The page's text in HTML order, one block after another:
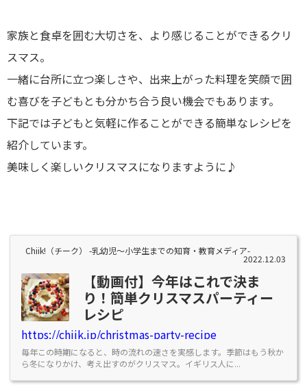
家族と食卓を囲む大切さを、より感じることができるクリ
スマス。
一緒に台所に立つ楽しさや、出来上がった料理を笑顔で囲
む喜びを子どもとも分かち合う良い機会でもあります。
下記では子どもと気軽に作ることができる簡単なレシピを
紹介しています。
美味しく楽しいクリスマスになりますように♪
Chiik!（チーク） -乳幼児〜小学生までの知育・教育メディア-
2022.12.03
【動画付】今年はこれで決ま
り！簡単クリスマスパーティー
レシピ
https://chiik.jp/christmas-party-recipe
毎年この時期になると、時の流れの速さを実感します。季節はもう秋か
ら冬になりかけ、考え出すのがクリスマス。イギリス人に...